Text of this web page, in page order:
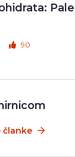
90
članke